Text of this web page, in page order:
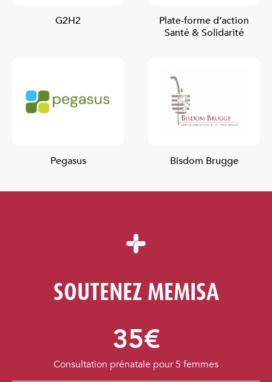
G2H2
Plate-forme d’action
Santé & Solidarité
Pegasus Bisdom Brugge
SOUTENEZ MEMISA
35€
Consultation prénatale pour 5 femmes